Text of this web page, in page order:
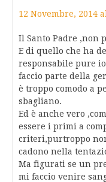
12 Novembre, 2014
Il Santo Padre ,non
E di quello che ha
responsabile pure
faccio parte della
è troppo comodo a
sbagliano.
Ed è anche vero
essere i primi a
criteri,purtroppo
cadono nella
Ma figurati se un
mi faccio venire